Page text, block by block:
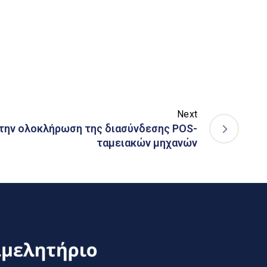
Next
ολοκλήρωση της διασύνδεσης POS-
ταμειακών μηχανών